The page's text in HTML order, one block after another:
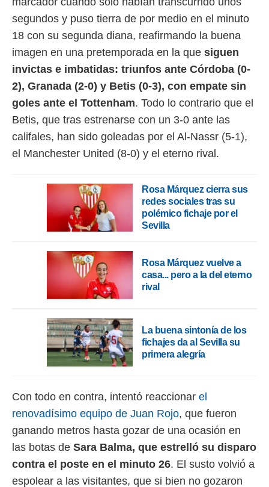
utilizar
crear un
uso de
contenido
medir el
el
del
de
1199
segundos y puso tierra de por medio en el minuto
18 con su segunda diana, reafirmando la buena
imagen en una pretemporada en la que siguen
invictas e imbatidas: triunfos ante Córdoba (0-
2), Granada (2-0) y Betis (0-3), con empate sin
goles ante el Tottenham. Todo lo contrario que el
Betis, que tras estrenarse con un 3-0 ante las
califales, han sido goleadas por el Al-Nassr (5-1),
el Manchester United (8-0) y el eterno rival.
Rosa Márquez cierra sus
redes sociales tras su
polémico fichaje por el
Sevilla
Rosa Márquez vuelve a
casa... pero a la del eterno
rival
La buena sintonía de los
fichajes da al Sevilla su
primera alegría
Con todo en contra, intentó reaccionar el
renovadísimo equipo de Juan Rojo, que fueron
ganando metros hasta gozar de una ocasión en
las botas de Sara Balma, que estrelló su disparo
contra el poste en el minuto 26. El susto volvió a
espolear a las visitantes, que si bien no gozaron